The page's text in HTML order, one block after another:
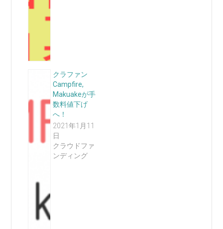
クラファン
Campfire,
Makuakeが手
数料値下げ
へ！
2021年1月11
日
クラウドファ
ンディング